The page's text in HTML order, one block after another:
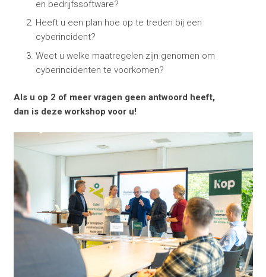
en bedrijfssoftware?
Heeft u een plan hoe op te treden bij een
cyberincident?
Weet u welke maatregelen zijn genomen om
cyberincidenten te voorkomen?
Als u op 2 of meer vragen geen antwoord heeft,
dan is deze workshop voor u!